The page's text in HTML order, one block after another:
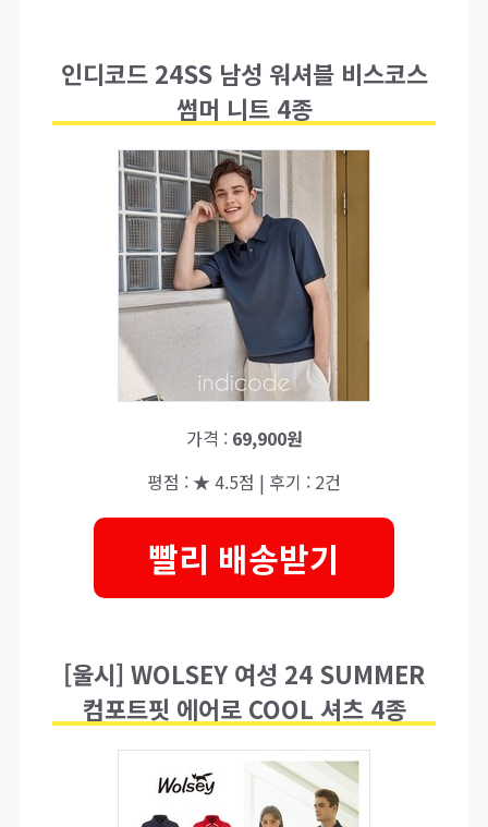
인디코드 24SS 남성 워셔블 비스코스
썸머 니트 4종
가격 : 69,900원
평점 : ★ 4.5점 | 후기 : 2건
빨리 배송받기
[울시] WOLSEY 여성 24 SUMMER
컴포트핏 에어로 COOL 셔츠 4종